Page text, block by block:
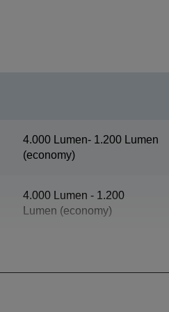
4.000 Lumen- 1.200 Lumen
(economy)
4.000 Lumen - 1.200
Lumen (economy)